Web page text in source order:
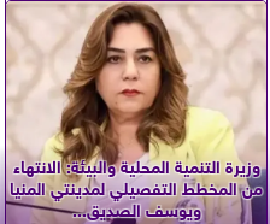
وزيرة التنمية المحلية والبيئة: الانتهاء
من المخطط التفصيلي لمدينتي المنيا
ويوسف الصديق...